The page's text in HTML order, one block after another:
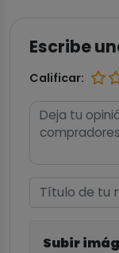
Escribe
Calificar:
Subir